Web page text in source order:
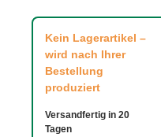
Kein Lagerartikel –
wird nach Ihrer
Bestellung
produziert
Versandfertig in 20
Tagen